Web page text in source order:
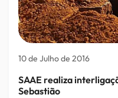
10 de Julho de 2016
SAAE realiza
Sebastião